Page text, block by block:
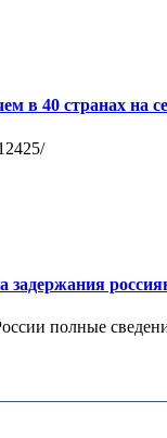
в 40 странах на
задержания
полные